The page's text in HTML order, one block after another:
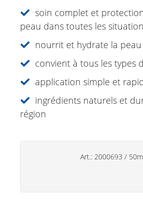
Herbal Active Fluid
Soins lèvres
Déodorants
Produits ménagers
soin complet et
peau dans toutes les
nourrit et hydrate la peau
convient à tous les types
application simple et
ingrédients naturels et
région
Art.: 2000693 /